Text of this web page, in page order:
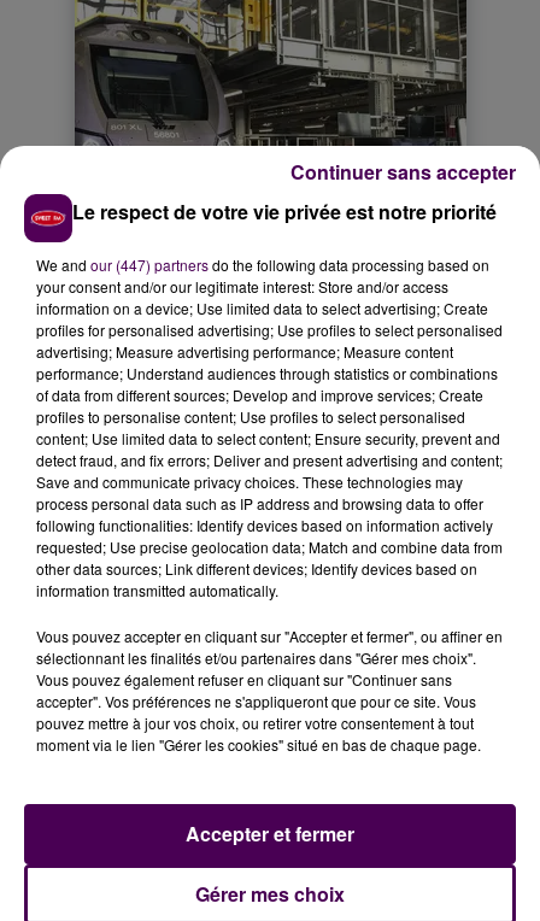
31 juillet 2026
Le respect de votre vie privée est notre priorité
We and our (447) partnersdo the following data processing based on
your consent and/or our legitimate interest: Store and/or access
information on a device; Use limited data to select advertising; Create
profiles for personalised advertising; Use profiles to select personalised
advertising; Measure advertising performance; Measure content
performance; Understand audiences through statistics or combinations
of data from different sources; Develop and improve services; Create
profiles to personalise content; Use profiles to select personalised
content; Use limited data to select content; Ensure security, prevent and
detect fraud, and fix errors; Deliver and present advertising and content;
Save and communicate privacy choices. These technologies may
process personal data such as IP address and browsing data to offer
following functionalities: Identify devices based on information actively
requested; Use precise geolocation data; Match and combine data from
other data sources; Link different devices; Identify devices based on
information transmitted automatically.
Vous pouvez accepter en cliquant sur "Accepter et fermer", ou affiner en
sélectionnant les finalités et/ou partenaires dans "Gérer mes choix".
Vous pouvez également refuser en cliquant sur "Continuer sans
accepter". Vos préférences ne s'appliqueront que pour ce site. Vous
pouvez mettre à jour vos choix, ou retirer votre consentement à tout
moment via le lien "Gérer les cookies" situé en bas de chaque page.
Gérer mes choix
Accepter et fermer
Continuer sans accepter